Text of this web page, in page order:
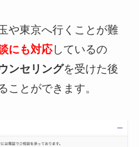
や東京へ行くことが難
にも対応しているの
ンセリングを受けた後
ことができます。